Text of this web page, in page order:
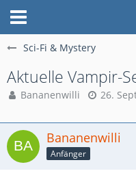
Sci-Fi & Mystery
Aktuelle Vampir-
Bananenwilli 26.
Bananenwilli
Anfänger